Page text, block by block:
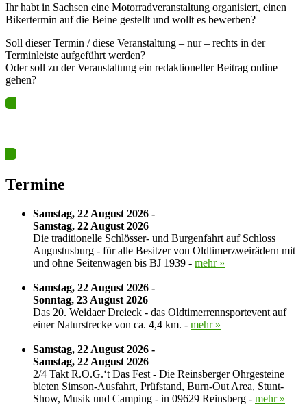
Ihr habt in Sachsen eine Motorradveranstaltung organisiert, einen
Bikertermin auf die Beine gestellt und wollt es bewerben?
Soll dieser Termin / diese Veranstaltung – nur – rechts in der
Terminleiste aufgeführt werden?
Oder soll zu der Veranstaltung ein redaktioneller Beitrag online
gehen?
Termine
Samstag, 22 August 2026 -
Samstag, 22 August 2026
Die traditionelle Schlösser- und Burgenfahrt auf Schloss
Augustusburg - für alle Besitzer von Oldtimerzweirädern mit
und ohne Seitenwagen bis BJ 1939 - mehr »
Samstag, 22 August 2026 -
Sonntag, 23 August 2026
Das 20. Weidaer Dreieck - das Oldtimerrennsportevent auf
einer Naturstrecke von ca. 4,4 km. - mehr »
Samstag, 22 August 2026 -
Samstag, 22 August 2026
2/4 Takt R.O.G.‘t Das Fest - Die Reinsberger Ohrgesteine
bieten Simson-Ausfahrt, Prüfstand, Burn-Out Area, Stunt-
Show, Musik und Camping - in 09629 Reinsberg - mehr »